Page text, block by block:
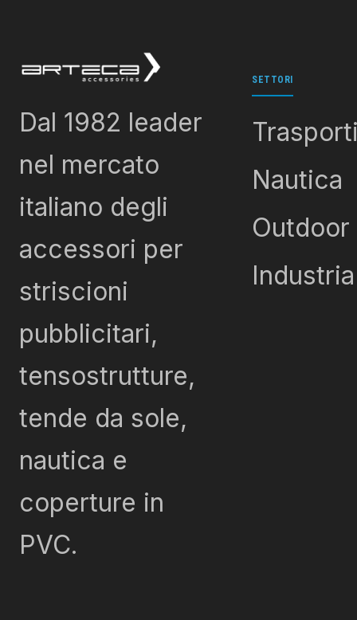
Dal 1982 leader
nel mercato
italiano degli
accessori per
striscioni
pubblicitari,
tensostrutture,
tende da sole,
nautica e
coperture in
PVC.
SETTORI
Nautica
Outdoor
Industria